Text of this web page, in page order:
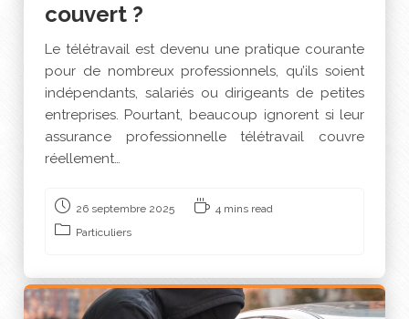
couvert ?
Le télétravail est devenu une pratique courante
pour de nombreux professionnels, qu’ils soient
indépendants, salariés ou dirigeants de petites
entreprises. Pourtant, beaucoup ignorent si leur
assurance professionnelle télétravail couvre
réellement…
26 septembre 2025
4 mins read
Particuliers